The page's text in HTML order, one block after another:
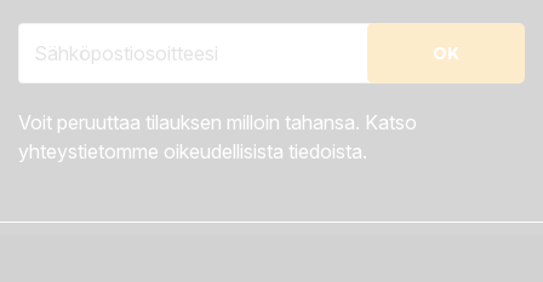
Voit peruuttaa tilauksen milloin tahansa. Katso
yhteystietomme oikeudellisista tiedoista.